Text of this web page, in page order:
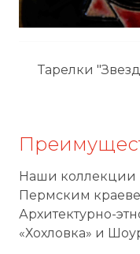
Тарелки
Наши коллекции
Пермским
Архитектурно-
«Хохловка» и